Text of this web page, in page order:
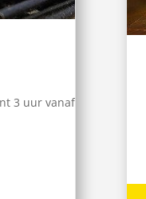
3 uur vanaf